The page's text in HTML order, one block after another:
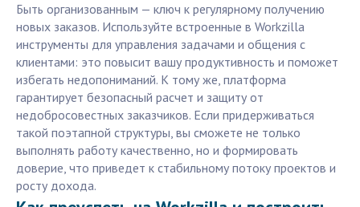
Быть организованным — ключ к регулярному получению
новых заказов. Используйте встроенные в Workzilla
инструменты для управления задачами и общения с
клиентами: это повысит вашу продуктивность и поможет
избегать недопониманий. К тому же, платформа
гарантирует безопасный расчет и защиту от
недобросовестных заказчиков. Если придерживаться
такой поэтапной структуры, вы сможете не только
выполнять работу качественно, но и формировать
доверие, что приведет к стабильному потоку проектов и
росту дохода.